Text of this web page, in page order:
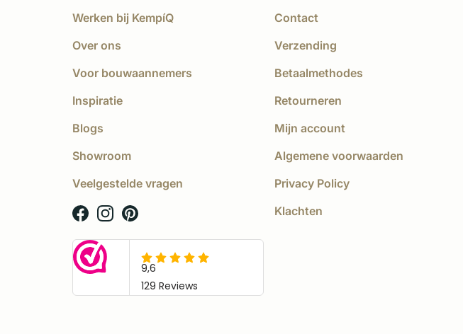
Werken bij KempíQ
Over ons
Voor bouwaannemers
Inspiratie
Blogs
Showroom
Veelgestelde vragen
Contact
Verzending
Betaalmethodes
Retourneren
Mijn account
Algemene voorwaarden
Privacy Policy
Klachten